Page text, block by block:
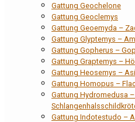
Gattung Geochelone
Gattung Geoclemys
Gattung Geoemyda –
Gattung Glyptemys –
Gattung Gopherus –
Gattung Graptemys –
Gattung Heosemys –
Gattung Homopus –
Gattung Hydromedusa
Gattung Indotestudo –